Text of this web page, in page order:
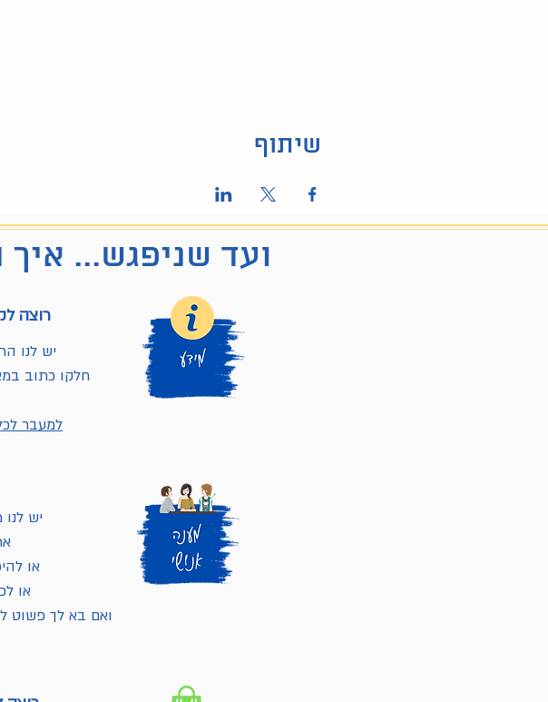
שיתוף
ועד שניפגש...
רוצה
יש לנו
חלקו כתוב
למעבר
יש
או
או
ואם בא לך פשוט